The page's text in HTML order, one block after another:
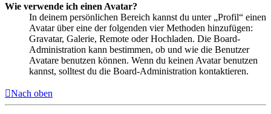
Wie verwende ich einen Avatar?
In deinem persönlichen Bereich kannst du unter „Profil“ einen
Avatar über eine der folgenden vier Methoden hinzufügen:
Gravatar, Galerie, Remote oder Hochladen. Die Board-
Administration kann bestimmen, ob und wie die Benutzer
Avatare benutzen können. Wenn du keinen Avatar benutzen
kannst, solltest du die Board-Administration kontaktieren.
Nach oben